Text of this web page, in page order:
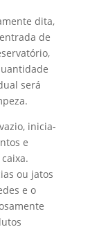
dita,
de
será
inicia-
e
ou jatos
e o